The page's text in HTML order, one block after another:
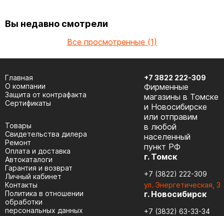
Вы недавно смотрели
Все просмотренные (1)
Главная
О компании
Защита от контрафакта
Сертификаты
Товары
Cвидетельства дилера
Ремонт
Оплата и доставка
Автокаталоги
Гарантия и возврат
Личный кабинет
Контакты
Политика в отношении
обработки
персональных данных
+7 3822 222-309
Фирменные
магазины в Томске
и Новосибирске
или отправим
в любой
населенный
пункт РФ
г. Томск
+7 (3822) 222-309
ул. Энергетическая, 3
г. Новосибирск
+7 (3832) 63-33-34